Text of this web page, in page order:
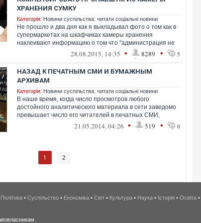
ХРАНЕНИЯ СУМКУ
Категорія: Новини суспільства: читати соціальні новини
Не прошло и два дня как я выкладывал фото о том как в
супермаркетах на шкафчиках камеры хранения
наклеивают информацию о том что "администрация не
28.08.2015, 14:35 • 8289 • 5
НАЗАД К ПЕЧАТНЫМ СМИ И БУМАЖНЫМ
АРХИВАМ
Категорія: Новини суспільства: читати соціальні новини
В наше время, когда число просмотров любого
достойного аналитического материала в сети заведомо
превышает число его читателей в печатных СМИ,
21.05.2014, 04:26 • 519 • 0
1 2
Політика • Суспільство • Економіка • Світ • Культура • Наука • Історія • Освіта •